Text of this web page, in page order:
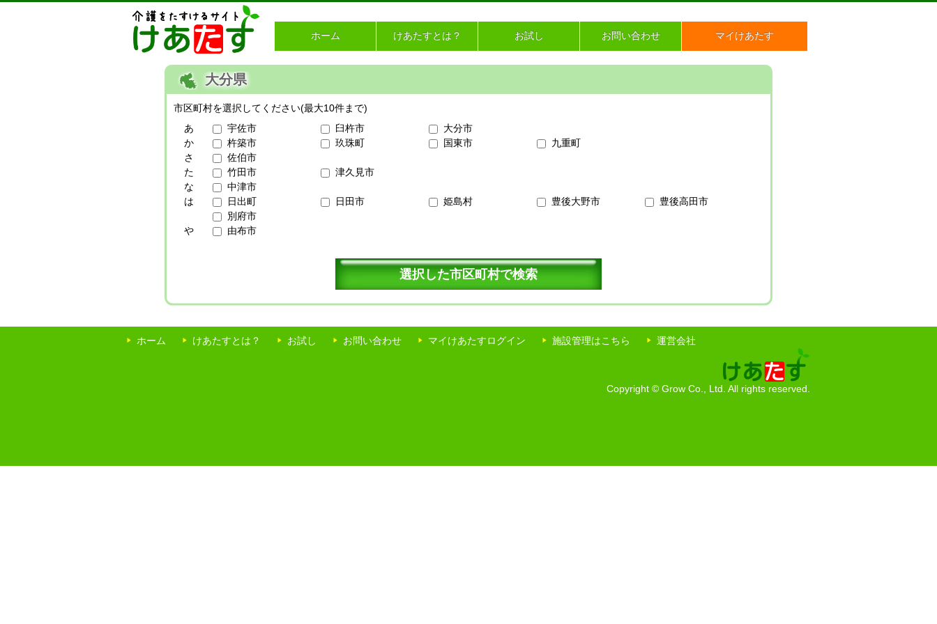
ホーム けあたすとは？ お試し お問い合わせ マイけあたす
大分県
市区町村を選択してください(最大10件まで)
あ
宇佐市 臼杵市
大分市
か
杵築市 玖珠町 国東市
九重町
さ
佐伯市
た
竹田市
津久見市
な
中津市
は
日出町 日田市 姫島村 豊後大野市
豊後高田市
別府市
や
由布市
ホーム けあたすとは？ お試し お問い合わせ マイけあたすログイン 施設管理はこちら 運営会社
Copyright © Grow Co., Ltd. All rights reserved.